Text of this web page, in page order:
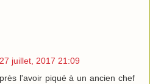
27 juillet, 2017 21:09
l'avoir piqué à un ancien chef